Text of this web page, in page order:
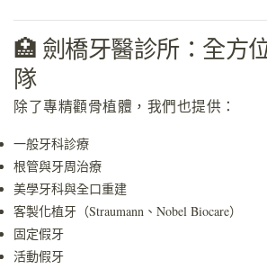
🏥 劍橋牙醫診所：全方
隊
除了專精顴骨植體，我們也提供：
一般牙科診療
根管與牙周治療
美學牙科與全口重建
客製化植牙（Straumann、Nobel Biocare）
固定假牙
活動假牙